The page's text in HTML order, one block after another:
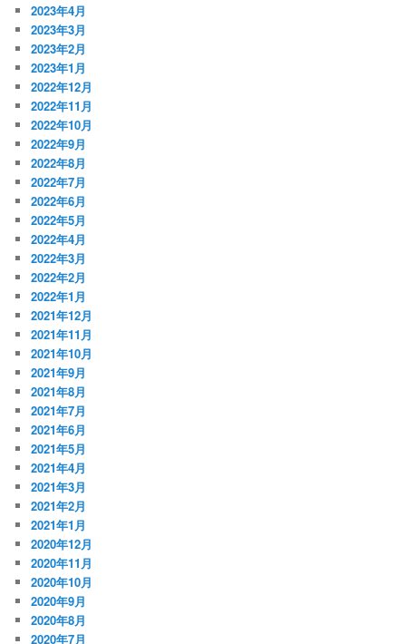
2023年4月
2023年3月
2023年2月
2023年1月
2022年12月
2022年11月
2022年10月
2022年9月
2022年8月
2022年7月
2022年6月
2022年5月
2022年4月
2022年3月
2022年2月
2022年1月
2021年12月
2021年11月
2021年10月
2021年9月
2021年8月
2021年7月
2021年6月
2021年5月
2021年4月
2021年3月
2021年2月
2021年1月
2020年12月
2020年11月
2020年10月
2020年9月
2020年8月
2020年7月